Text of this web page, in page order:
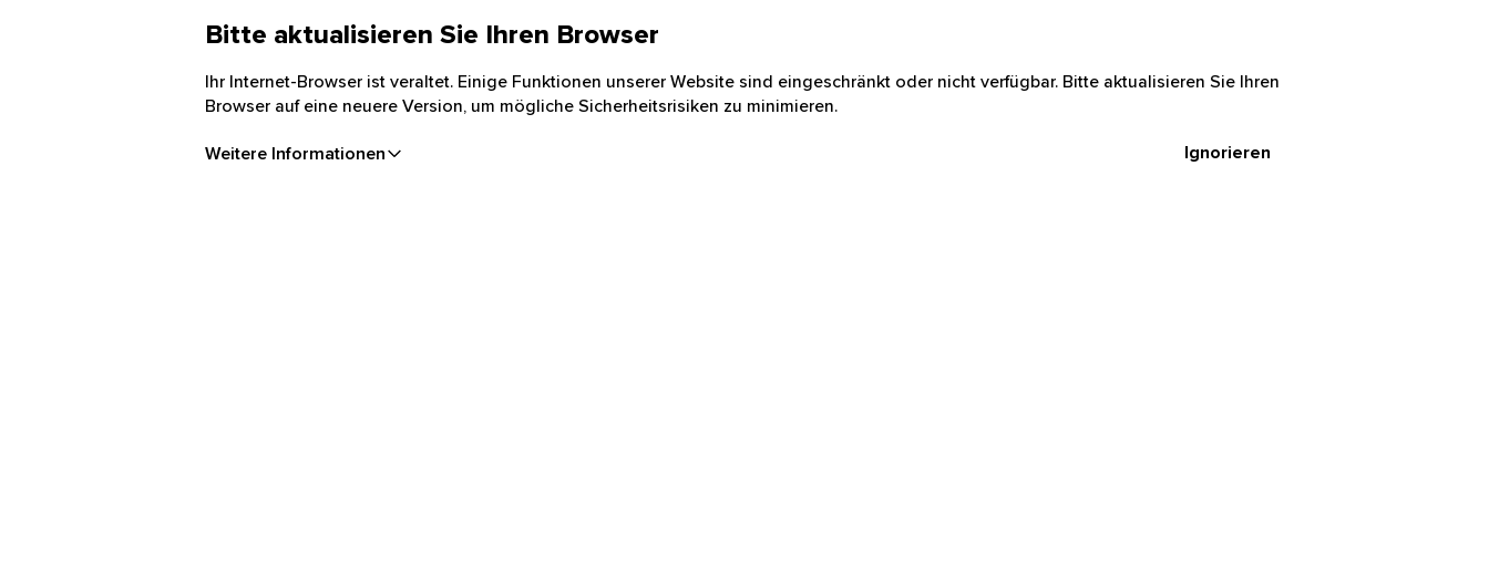
Bitte aktualisieren Sie Ihren Browser
Ihr Internet-Browser ist veraltet. Einige Funktionen unserer Website sind eingeschränkt oder nicht verfügbar. Bitte aktualisieren Sie Ihren
Browser auf eine neuere Version, um mögliche Sicherheitsrisiken zu minimieren.
Weitere Informationen Ignorieren